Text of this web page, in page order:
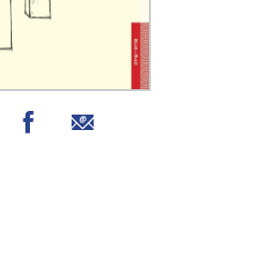
שיתוף